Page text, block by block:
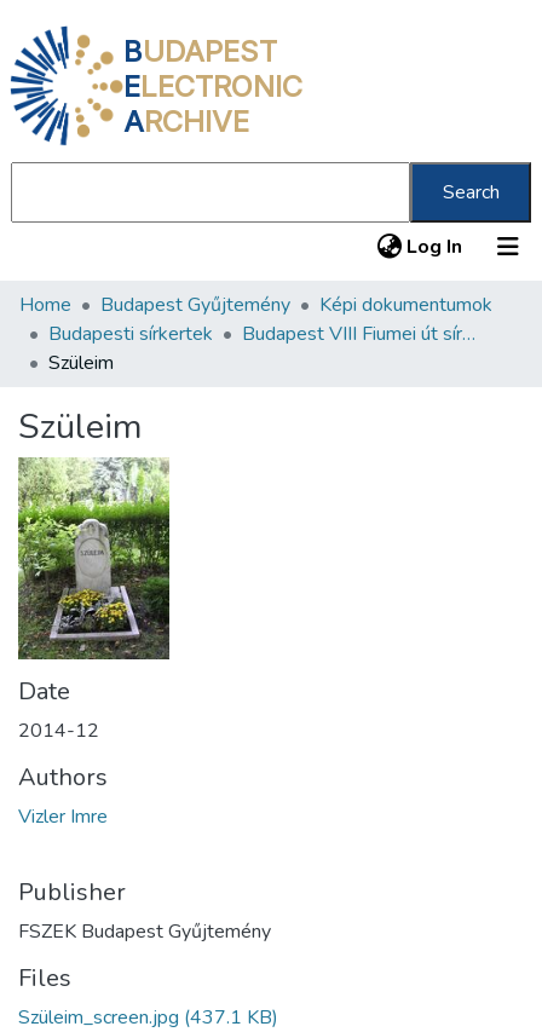
BUDAPEST
ELECTRONIC
ARCHIVE
Search
Log In (current)
Communities & Collections
All of DSpace
About us
Home Budapest Gyűjtemény
Képi dokumentumok
Budapesti sírkertek
Budapest VIII Fiumei út sírkert 1. rész
Szüleim
Szüleim
Date
2014-12
Authors
Vizler Imre
Publisher
FSZEK Budapest Gyűjtemény
Files
Szüleim_screen.jpg (437.1 KB)